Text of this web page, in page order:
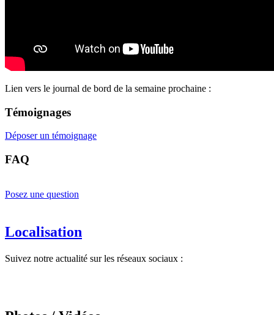
Lien vers le journal de bord de la semaine prochaine :
Témoignages
Déposer un témoignage
FAQ
Posez une question
Localisation
Suivez notre actualité sur les réseaux sociaux :